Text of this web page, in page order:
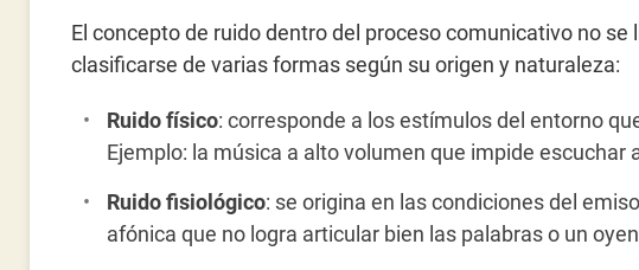
El concepto de ruido dentro del proceso comunicativo no se
clasificarse de varias formas según su origen y naturaleza:
Ruido físico: corresponde a los estímulos del entorno
Ejemplo: la música a alto volumen que impide escuchar
Ruido fisiológico: se origina en las condiciones del
afónica que no logra articular bien las palabras o un